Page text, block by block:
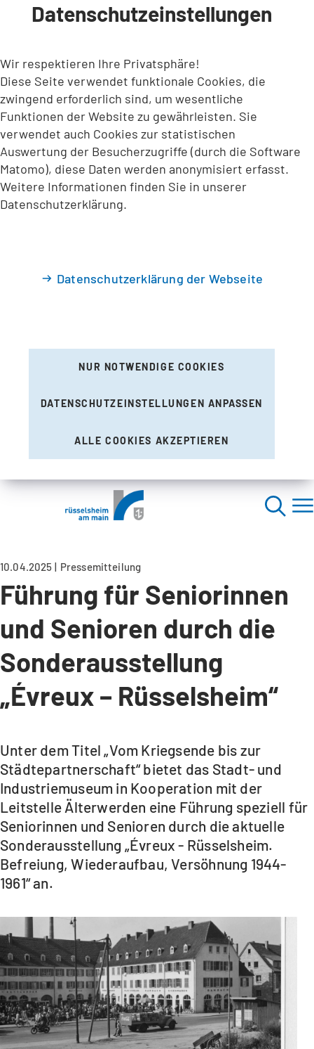
INHALT ANSPRINGEN
Datenschutzeinstellungen
Wir respektieren Ihre Privatsphäre!
Diese Seite verwendet funktionale Cookies, die
zwingend erforderlich sind, um wesentliche
Funktionen der Website zu gewährleisten. Sie
verwendet auch Cookies zur statistischen
Auswertung der Besucherzugriffe (durch die Software
Matomo), diese Daten werden anonymisiert erfasst.
Weitere Informationen finden Sie in unserer
Datenschutzerklärung.
Datenschutzerklärung der Webseite
NUR NOTWENDIGE COOKIES
DATENSCHUTZEINSTELLUNGEN ANPASSEN
ALLE COOKIES AKZEPTIEREN
10.04.2025 Pressemitteilung
Führung für Seniorinnen
und Senioren durch die
Sonderausstellung
„Évreux – Rüsselsheim“
Unter dem Titel „Vom Kriegsende bis zur
Städtepartnerschaft“ bietet das Stadt- und
Industriemuseum in Kooperation mit der
Leitstelle Älterwerden eine Führung speziell für
Seniorinnen und Senioren durch die aktuelle
Sonderausstellung „Évreux - Rüsselsheim.
Befreiung, Wiederaufbau, Versöhnung 1944-
1961“ an.